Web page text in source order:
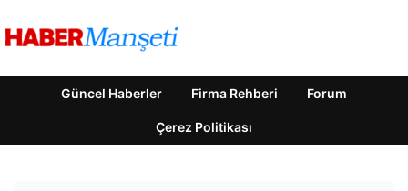
Güncel Haberler Firma Rehberi Forum
Çerez Politikası